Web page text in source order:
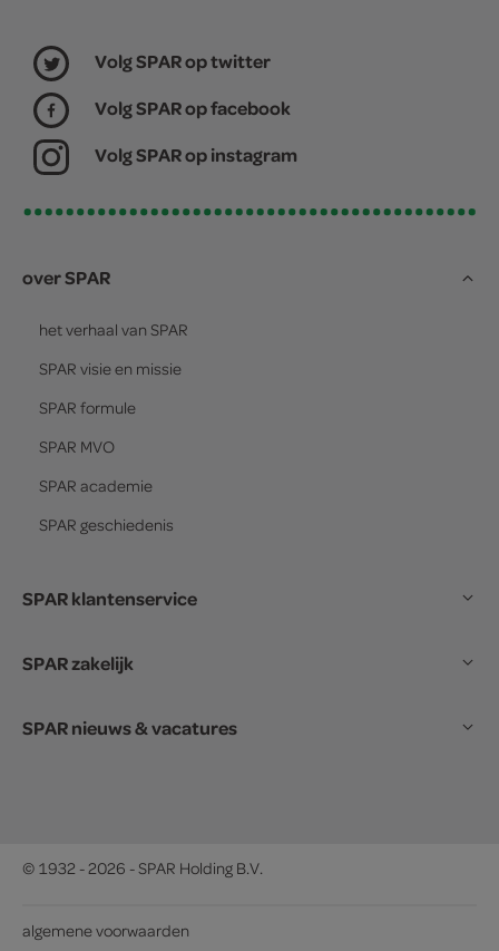
Volg SPAR op twitter
Volg SPAR op facebook
Volg SPAR op instagram
over SPAR
het verhaal van SPAR
SPAR visie en missie
SPAR formule
SPAR MVO
SPAR academie
SPAR geschiedenis
SPAR klantenservice
SPAR zakelijk
SPAR nieuws & vacatures
© 1932 - 2026 - SPAR Holding B.V.
algemene voorwaarden